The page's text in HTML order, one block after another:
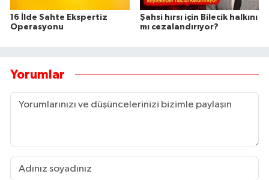
16 İlde Sahte Ekspertiz
Operasyonu
Şahsi hırsı için Bilecik halkını
mı cezalandırıyor?
Yorumlar